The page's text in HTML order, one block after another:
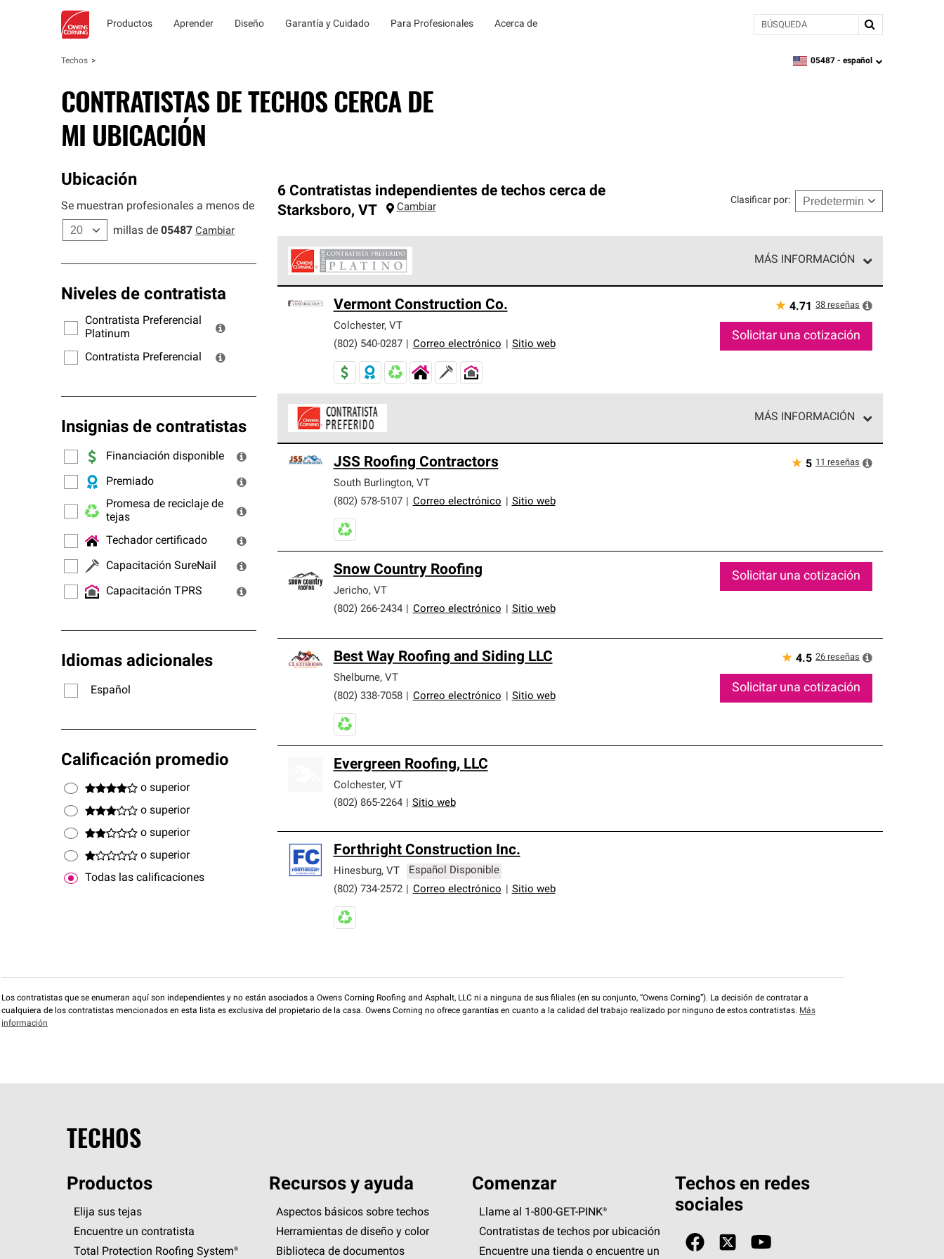
Productos Aprender Diseño Garantía y Cuidado Para Profesionales Acerca de BÚSQUEDA
Techos zipcode,language
05487 - español
CONTRATISTAS DE TECHOS CERCA DE
MI UBICACIÓN
Ubicación
Se muestran profesionales a menos de
millas de 05487 Cambiar
Niveles de contratista
Contratista Preferencial
Platinum
Contratista Preferencial
Insignias de contratistas
Financiación disponible
Premiado
Promesa de reciclaje de
tejas
Techador certificado
Capacitación SureNail
Capacitación TPRS
Idiomas adicionales
Español
Calificación promedio
o superior
o superior
o superior
o superior
Todas las calificaciones
6 Contratistas independientes de techos cerca de
Starksboro, VT Cambiar
Clasificar por:
MÁS INFORMACIÓN
cumplen con estándares estrictos de profesionalismo, confiabilidad y destreza incomparable. Solo ellos pueden
ofrecer nuestra mejor garantía de sistemas de techos.
Vermont Construction Co.
Colchester, VT
(802) 540-0287
Correo electrónico Sitio web
★ 4.71 38 reseñas
Solicitar una cotización
MÁS INFORMACIÓN
cumplen con altos estándares y requisitos estrictos de profesionalismo y confiabilidad.
JSS Roofing Contractors
South Burlington, VT
(802) 578-5107
Correo electrónico Sitio web
★ 5 11 reseñas
Snow Country Roofing
Jericho, VT
(802) 266-2434
Correo electrónico Sitio web
Solicitar una cotización
Best Way Roofing and Siding LLC
Shelburne, VT
(802) 338-7058
Correo electrónico Sitio web
★ 4.5 26 reseñas
Solicitar una cotización
Evergreen Roofing, LLC
Colchester, VT
(802) 865-2264
Sitio web
Forthright Construction Inc.
Hinesburg, VT
Español Disponible
(802) 734-2572
Correo electrónico Sitio web
Los contratistas que se enumeran aquí son independientes y no están asociados a Owens Corning Roofing and Asphalt, LLC ni a ninguna de sus filiales (en su conjunto, “Owens Corning”). La decisión de contratar a
cualquiera de los contratistas mencionados en esta lista es exclusiva del propietario de la casa. Owens Corning no ofrece garantías en cuanto a la calidad del trabajo realizado por ninguno de estos contratistas. Más
información
TECHOS
Productos
Elija sus tejas
Encuentre un contratista
Total Protection Roofing System®
Recursos y ayuda
Aspectos básicos sobre techos
Herramientas de diseño y color
Biblioteca de documentos
Comenzar
Llame al 1-800-GET-PINK®
Contratistas de techos por ubicación
Encuentre una tienda o encuentre un
Techos en redes
sociales